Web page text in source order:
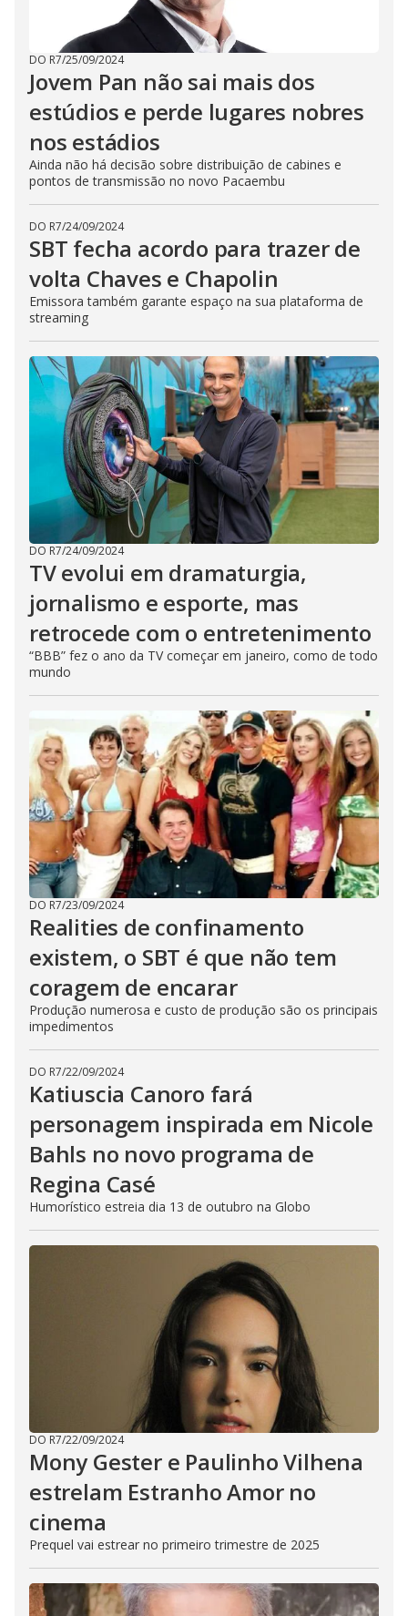
DO R7/25/09/2024
Jovem Pan não sai mais dos
estúdios e perde lugares nobres
nos estádios
Ainda não há decisão sobre distribuição de cabines e
pontos de transmissão no novo Pacaembu
DO R7/24/09/2024
SBT fecha acordo para trazer de
volta Chaves e Chapolin
Emissora também garante espaço na sua plataforma de
streaming
DO R7/24/09/2024
TV evolui em dramaturgia,
jornalismo e esporte, mas
retrocede com o entretenimento
“BBB” fez o ano da TV começar em janeiro, como de todo
mundo
DO R7/23/09/2024
Realities de confinamento
existem, o SBT é que não tem
coragem de encarar
Produção numerosa e custo de produção são os principais
impedimentos
DO R7/22/09/2024
Katiuscia Canoro fará
personagem inspirada em Nicole
Bahls no novo programa de
Regina Casé
Humorístico estreia dia 13 de outubro na Globo
DO R7/22/09/2024
Mony Gester e Paulinho Vilhena
estrelam Estranho Amor no
cinema
Prequel vai estrear no primeiro trimestre de 2025